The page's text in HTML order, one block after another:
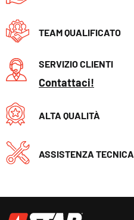
TEAM QUALIFICATO
SERVIZIO CLIENTI
Contattaci!
ALTA QUALITÀ
ASSISTENZA TECNICA